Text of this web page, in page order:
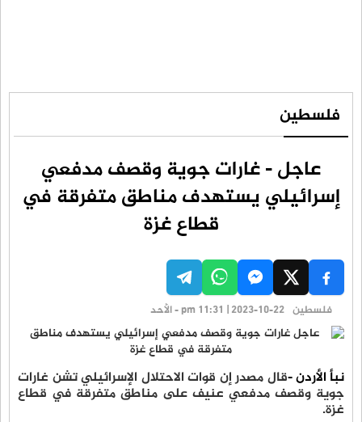
فلسطين
عاجل - غارات جوية وقصف مدفعي
إسرائيلي يستهدف مناطق متفرقة في
قطاع غزة
فلسطين pm 11:31 | 2023-10-22 - الأحد
نبأ الأردن -قال مصدر إن قوات الاحتلال الإسرائيلي تشن غارات
جوية وقصف مدفعي عنيف على مناطق متفرقة في قطاع
غزة.